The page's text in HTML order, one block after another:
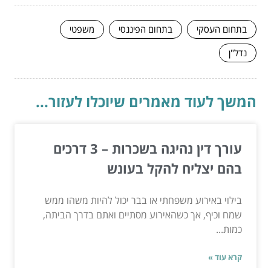
בתחום העסקי בתחום הפיננסי
משפטי
נדל"ן
המשך לעוד מאמרים שיוכלו לעזור...
עורך דין נהיגה בשכרות – 3 דרכים
בהם יצליח להקל בעונש
בילוי באירוע משפחתי או בבר יכול להיות משהו ממש
שמח וכיף, אך כשהאירוע מסתיים ואתם בדרך הביתה,
כמות...
קרא עוד »